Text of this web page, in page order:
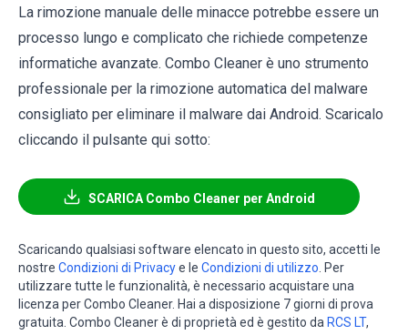
La rimozione manuale delle minacce potrebbe essere un
processo lungo e complicato che richiede competenze
informatiche avanzate. Combo Cleaner è uno strumento
professionale per la rimozione automatica del malware
consigliato per eliminare il malware dai Android. Scaricalo
cliccando il pulsante qui sotto:
SCARICA Combo Cleaner per Android
Scaricando qualsiasi software elencato in questo sito, accetti le
nostre Condizioni di Privacye le Condizioni di utilizzo . Per
utilizzare tutte le funzionalità, è necessario acquistare una
licenza per Combo Cleaner. Hai a disposizione 7 giorni di prova
gratuita. Combo Cleaner è di proprietà ed è gestito da RCS LT,